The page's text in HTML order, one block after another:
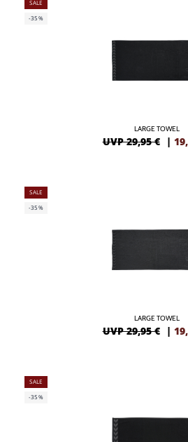
SALE
-35%
LARGE TOWEL
UVP 29,95 € |
SALE
-35%
LARGE TOWEL
UVP 29,95 € |
SALE
-35%